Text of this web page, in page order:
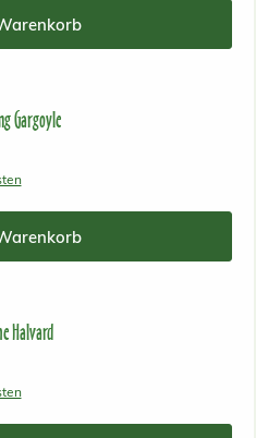
Gargoyle
Halvard